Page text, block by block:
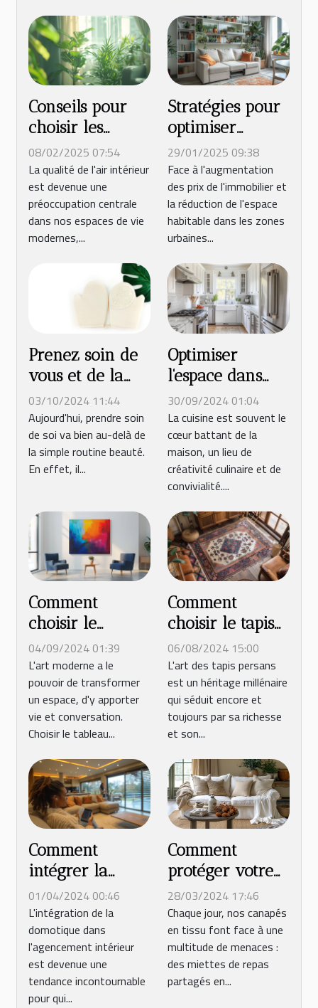
Conseils pour
choisir les
meilleures
plantes
d'intérieur pour
purifier l'air
08/02/2025 07:54
La qualité de l'air intérieur
est devenue une
préoccupation centrale
dans nos espaces de vie
modernes,...
Stratégies pour
optimiser
l'espace et le
confort dans les
petits
appartements
29/01/2025 09:38
Face à l'augmentation
des prix de l'immobilier et
la réduction de l'espace
habitable dans les zones
urbaines...
Prenez soin de
vous et de la
planète avec des
accessoires de
salle de bain en
bambou !
03/10/2024 11:44
Aujourd'hui, prendre soin
de soi va bien au-delà de
la simple routine beauté.
En effet, il...
Optimiser
l'espace dans
une petite
cuisine :
techniques et
conseils
30/09/2024 01:04
La cuisine est souvent le
cœur battant de la
maison, un lieu de
créativité culinaire et de
convivialité....
Comment
choisir le
tableau
moderne parfait
pour votre
espace
04/09/2024 01:39
L'art moderne a le
pouvoir de transformer
un espace, d'y apporter
vie et conversation.
Choisir le tableau...
Comment
choisir le tapis
persan parfait
pour votre
intérieur
06/08/2024 15:00
L'art des tapis persans
est un héritage millénaire
qui séduit encore et
toujours par sa richesse
et son...
Comment
intégrer la
domotique dans
votre projet
d'agencement
intérieur
01/04/2024 00:46
L'intégration de la
domotique dans
l'agencement intérieur
est devenue une
tendance incontournable
pour qui...
Comment
protéger votre
canapé en tissu
des taches et de
l'usure au
quotidien
28/03/2024 17:46
Chaque jour, nos canapés
en tissu font face à une
multitude de menaces :
des miettes de repas
partagés en...